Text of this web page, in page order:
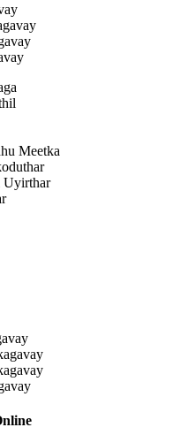
Meetka
Uyirthar